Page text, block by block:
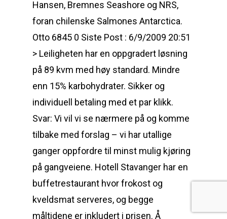
Hansen, Bremnes Seashore og NRS,
foran chilenske Salmones Antarctica.
Otto 6845 0 Siste Post : 6/9/2009 20:51
> Leiligheten har en oppgradert løsning
på 89 kvm med høy standard. Mindre
enn 15% karbohydrater. Sikker og
individuell betaling med et par klikk.
Svar: Vi vil vi se nærmere på og komme
tilbake med forslag – vi har utallige
ganger oppfordre til minst mulig kjøring
på gangveiene. Hotell Stavanger har en
buffetrestaurant hvor frokost og
kveldsmat serveres, og begge
måltidene er inkludert i prisen. Å